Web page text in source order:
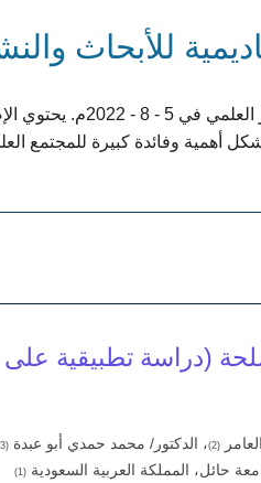
للأبحاث
تم نشر الإصدار
أهمية وفائدة كبيرة للمجتمع
(دراسة تطبيقية
(2) ، الدكتور/ محمد حمدي أبو عبدة(3)
حائل، المملكة العربية السعودية(1)